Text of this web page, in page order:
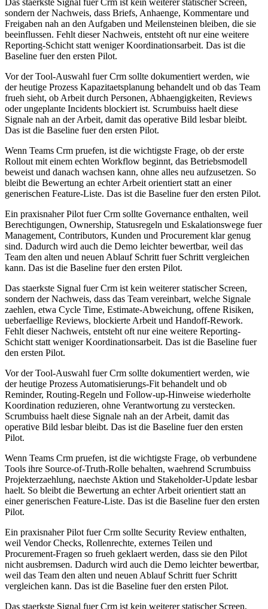
sondern der Nachweis, dass Briefs, Anhaenge, Kommentare und
Freigaben nah an den Aufgaben und Meilensteinen bleiben, die sie
beeinflussen. Fehlt dieser Nachweis, entsteht oft nur eine weitere
Reporting-Schicht statt weniger Koordinationsarbeit. Das ist die
Baseline fuer den ersten Pilot.
Vor der Tool-Auswahl fuer Crm sollte dokumentiert werden, wie
der heutige Prozess Kapazitaetsplanung behandelt und ob das Team
frueh sieht, ob Arbeit durch Personen, Abhaengigkeiten, Reviews
oder ungeplante Incidents blockiert ist. Scrumbuiss haelt diese
Signale nah an der Arbeit, damit das operative Bild lesbar bleibt.
Das ist die Baseline fuer den ersten Pilot.
Wenn Teams Crm pruefen, ist die wichtigste Frage, ob der erste
Rollout mit einem echten Workflow beginnt, das Betriebsmodell
beweist und danach wachsen kann, ohne alles neu aufzusetzen. So
bleibt die Bewertung an echter Arbeit orientiert statt an einer
generischen Feature-Liste. Das ist die Baseline fuer den ersten Pilot.
Ein praxisnaher Pilot fuer Crm sollte Governance enthalten, weil
Berechtigungen, Ownership, Statusregeln und Eskalationswege fuer
Management, Contributors, Kunden und Procurement klar genug
sind. Dadurch wird auch die Demo leichter bewertbar, weil das
Team den alten und neuen Ablauf Schritt fuer Schritt vergleichen
kann. Das ist die Baseline fuer den ersten Pilot.
Das staerkste Signal fuer Crm ist kein weiterer statischer Screen,
sondern der Nachweis, dass das Team vereinbart, welche Signale
zaehlen, etwa Cycle Time, Estimate-Abweichung, offene Risiken,
ueberfaellige Reviews, blockierte Arbeit und Handoff-Rework.
Fehlt dieser Nachweis, entsteht oft nur eine weitere Reporting-
Schicht statt weniger Koordinationsarbeit. Das ist die Baseline fuer
den ersten Pilot.
Vor der Tool-Auswahl fuer Crm sollte dokumentiert werden, wie
der heutige Prozess Automatisierungs-Fit behandelt und ob
Reminder, Routing-Regeln und Follow-up-Hinweise wiederholte
Koordination reduzieren, ohne Verantwortung zu verstecken.
Scrumbuiss haelt diese Signale nah an der Arbeit, damit das
operative Bild lesbar bleibt. Das ist die Baseline fuer den ersten
Pilot.
Wenn Teams Crm pruefen, ist die wichtigste Frage, ob verbundene
Tools ihre Source-of-Truth-Rolle behalten, waehrend Scrumbuiss
Projekterzaehlung, naechste Aktion und Stakeholder-Update lesbar
haelt. So bleibt die Bewertung an echter Arbeit orientiert statt an
einer generischen Feature-Liste. Das ist die Baseline fuer den ersten
Pilot.
Ein praxisnaher Pilot fuer Crm sollte Security Review enthalten,
weil Vendor Checks, Rollenrechte, externes Teilen und
Procurement-Fragen so frueh geklaert werden, dass sie den Pilot
nicht ausbremsen. Dadurch wird auch die Demo leichter bewertbar,
weil das Team den alten und neuen Ablauf Schritt fuer Schritt
vergleichen kann. Das ist die Baseline fuer den ersten Pilot.
Das staerkste Signal fuer Crm ist kein weiterer statischer Screen,